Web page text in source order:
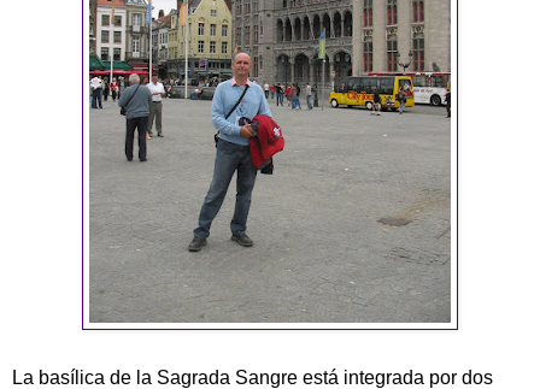
La basílica de la Sagrada Sangre está integrada por dos